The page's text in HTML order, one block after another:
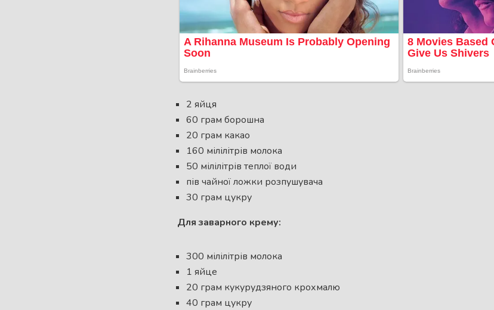
2 яйця
60 грам борошна
20 грам какао
160 мілілітрів молока
50 мілілітрів теплої води
пів чайної ложки розпушувача
30 грам цукру
Для заварного крему:
300 мілілітрів молока
1 яйце
20 грам кукурудзяного крохмалю
40 грам цукру